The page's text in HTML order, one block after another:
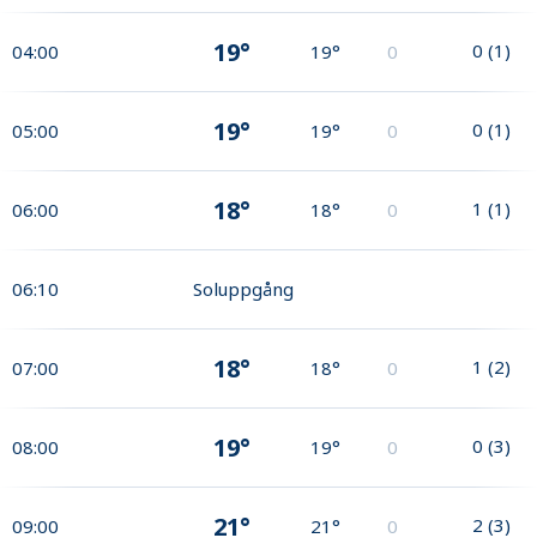
04:00 19° 19° 0 0 (1)
05:00 19° 19° 0 0 (1)
06:00 18° 18° 0 1 (1)
06:10 Soluppgång
07:00 18° 18° 0 1 (2)
08:00 19° 19° 0 0 (3)
09:00 21° 21° 0 2 (3)